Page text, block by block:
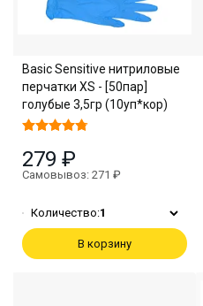
Basic Sensitive нитриловые
перчатки XS - [50пар]
голубые 3,5гр (10уп*кор)
279 ₽
Самовывоз: 271 ₽
Количество:1
В корзину